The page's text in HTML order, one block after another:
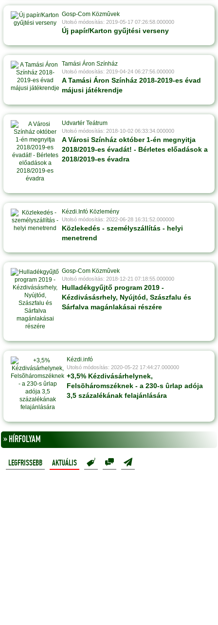
Gosp-Com Közmûvek
Utolsó módosítás: 2019-05-17 07:26:58.000000
Új papír/Karton gyűjtési verseny
Tamási Áron Színház
Utolsó módosítás: 2019-04-24 06:27:56.000000
A Tamási Áron Színház 2018-2019-es évad
májusi játékrendje
Udvartér Teátrum
Utolsó módosítás: 2018-10-02 06:33:34.000000
A Városi Színház október 1-én megnyitja
2018/2019-es évadát! - Bérletes előadások a
2018/2019-es évadra
Kézdi.Infó Közlemény
Utolsó módosítás: 2022-06-28 16:31:52.000000
Közlekedés - személyszállítás - helyi
menetrend
Gosp-Com Közmûvek
Utolsó módosítás: 2018-12-21 07:18:55.000000
Hulladékgyűjtő program 2019 -
Kézdivásásrhely, Nyújtód, Szászfalu és
Sárfalva magánlakásai részére
Kézdi.infó
Utolsó módosítás: 2020-05-22 17:44:27.000000
+3,5% Kézdivásárhelynek,
Felsõháromszéknek - a 230-s ûrlap adója
3,5 százalékának felajánlására
» HÍRFOLYAM
LEGFRISSEBB AKTUÁLIS